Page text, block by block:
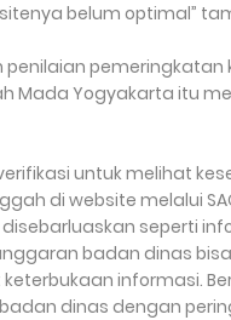
belum optimal”
pemeringkatan
Mada Yogyakarta itu
untuk melihat
di website melalui
seperti
badan dinas
informasi.
dinas dengan